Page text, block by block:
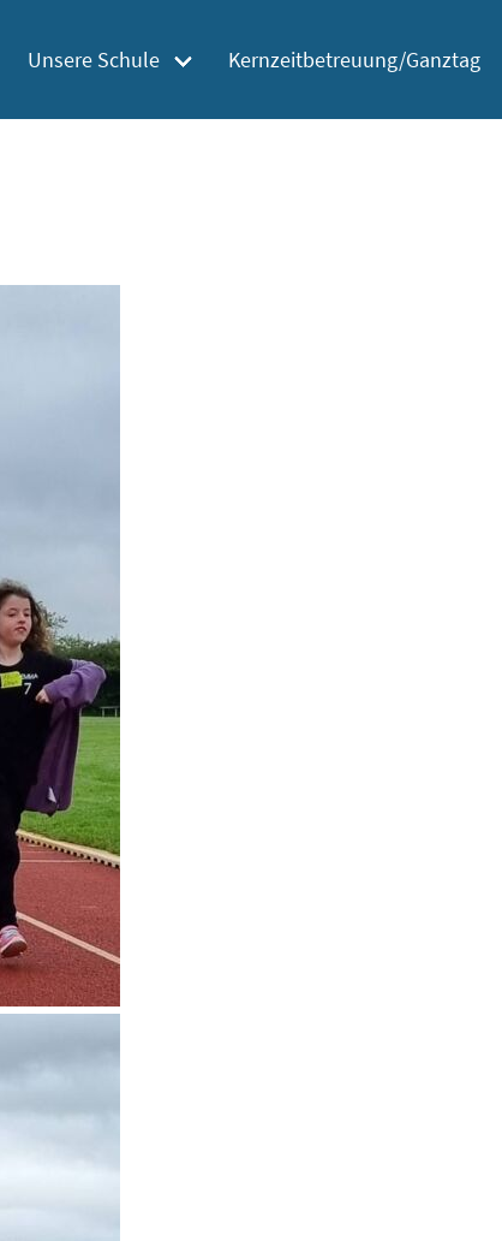
Unsere Schule Kernzeitbetreuung/Ganztag